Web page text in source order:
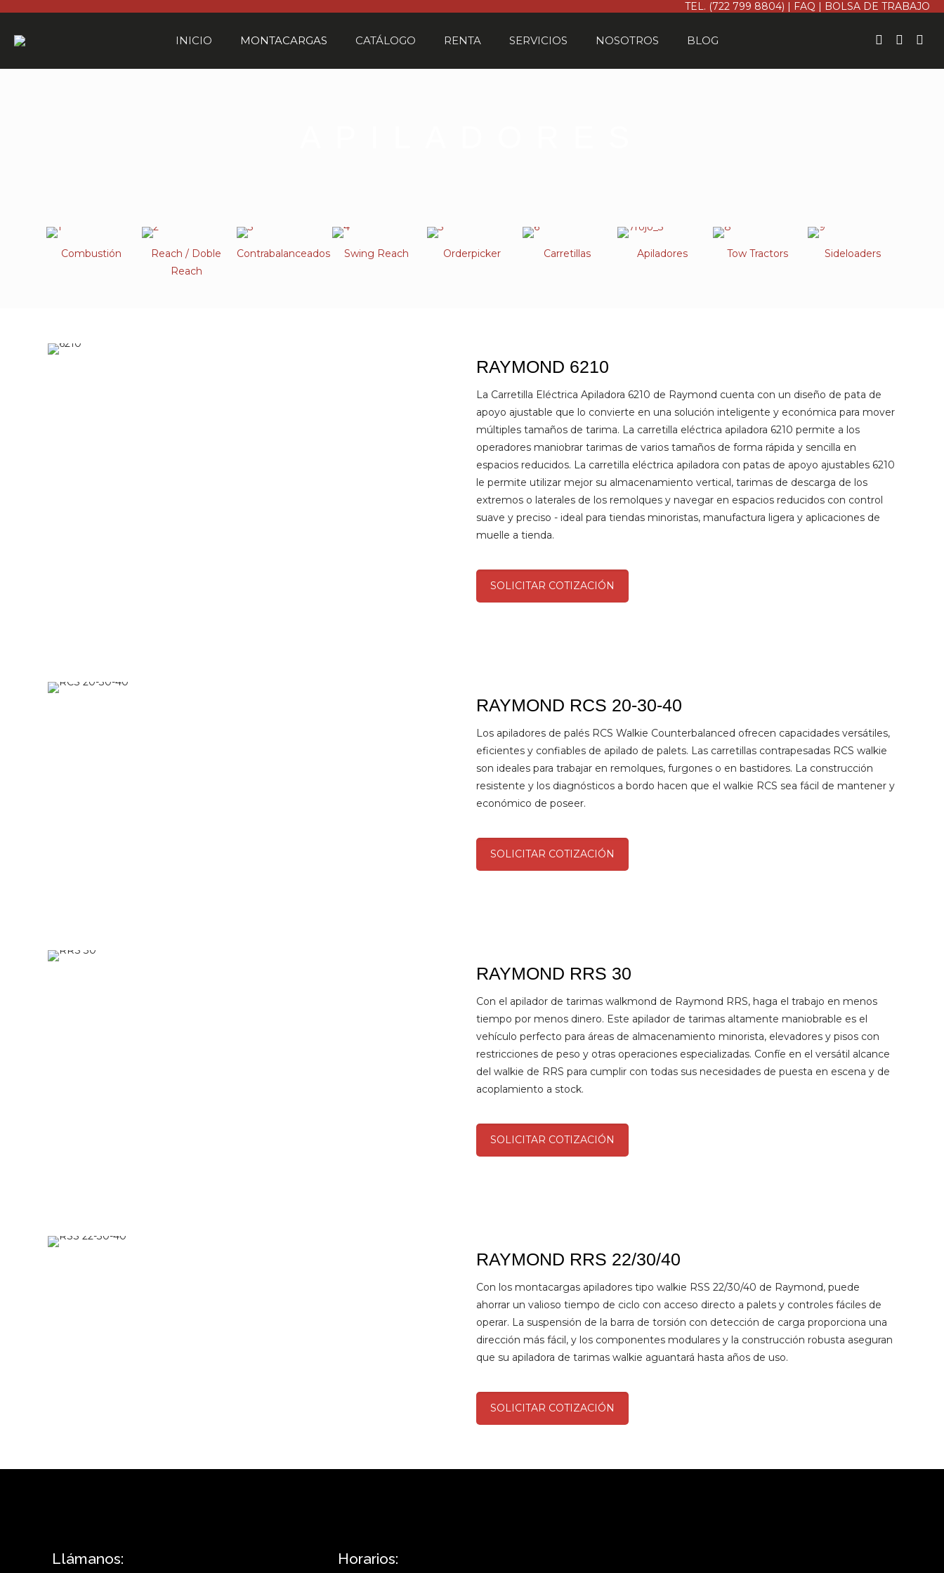
TEL. (722 799 8804) | FAQ | BOLSA DE TRABAJO
INICIO MONTACARGAS CATÁLOGO RENTA SERVICIOS NOSOTROS BLOG
Combustión
Reach / Doble
Reach
Contrabalanceados Swing Reach Orderpicker Carretillas Apiladores Tow Tractors Sideloaders
RAYMOND 6210
La Carretilla Eléctrica Apiladora 6210 de Raymond cuenta con un diseño de pata de
apoyo ajustable que lo convierte en una solución inteligente y económica para mover
múltiples tamaños de tarima. La carretilla eléctrica apiladora 6210 permite a los
operadores maniobrar tarimas de varios tamaños de forma rápida y sencilla en
espacios reducidos. La carretilla eléctrica apiladora con patas de apoyo ajustables 6210
le permite utilizar mejor su almacenamiento vertical, tarimas de descarga de los
extremos o laterales de los remolques y navegar en espacios reducidos con control
suave y preciso - ideal para tiendas minoristas, manufactura ligera y aplicaciones de
muelle a tienda.
SOLICITAR COTIZACIÓN
RAYMOND RCS 20-30-40
Los apiladores de palés RCS Walkie Counterbalanced ofrecen capacidades versátiles,
eficientes y confiables de apilado de palets. Las carretillas contrapesadas RCS walkie
son ideales para trabajar en remolques, furgones o en bastidores. La construcción
resistente y los diagnósticos a bordo hacen que el walkie RCS sea fácil de mantener y
económico de poseer.
SOLICITAR COTIZACIÓN
RAYMOND RRS 30
Con el apilador de tarimas walkmond de Raymond RRS, haga el trabajo en menos
tiempo por menos dinero. Este apilador de tarimas altamente maniobrable es el
vehículo perfecto para áreas de almacenamiento minorista, elevadores y pisos con
restricciones de peso y otras operaciones especializadas. Confíe en el versátil alcance
del walkie de RRS para cumplir con todas sus necesidades de puesta en escena y de
acoplamiento a stock.
SOLICITAR COTIZACIÓN
RAYMOND RRS 22/30/40
Con los montacargas apiladores tipo walkie RSS 22/30/40 de Raymond, puede
ahorrar un valioso tiempo de ciclo con acceso directo a palets y controles fáciles de
operar. La suspensión de la barra de torsión con detección de carga proporciona una
dirección más fácil, y los componentes modulares y la construcción robusta aseguran
que su apiladora de tarimas walkie aguantará hasta años de uso.
SOLICITAR COTIZACIÓN
Llámanos: Horarios: